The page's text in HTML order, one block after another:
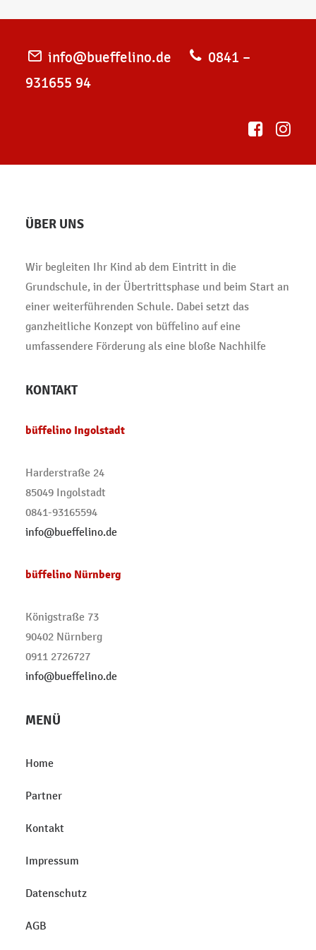
info@bueffelino.de
0841 –
931655 94
ÜBER UNS
Wir begleiten Ihr Kind ab dem Eintritt in die
Grundschule, in der Übertrittsphase und beim Start an
einer weiterführenden Schule. Dabei setzt das
ganzheitliche Konzept von büffelino auf eine
umfassendere Förderung als eine bloße Nachhilfe
KONTAKT
büffelino Ingolstadt
Harderstraße 24
85049 Ingolstadt
0841-93165594
info@bueffelino.de
büffelino Nürnberg
Königstraße 73
90402 Nürnberg
0911 2726727
info@bueffelino.de
MENÜ
Home
Partner
Kontakt
Impressum
Datenschutz
AGB